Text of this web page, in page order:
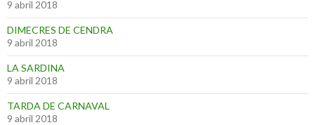
9 abril 2018
DIMECRES DE CENDRA
9 abril 2018
LA SARDINA
9 abril 2018
TARDA DE CARNAVAL
9 abril 2018